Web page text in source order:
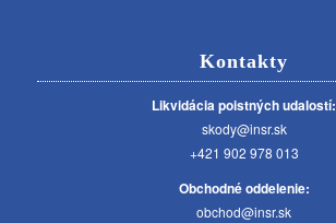
Kontakty
Likvidácia poistných udalostí:
skody@insr.sk
+421 902 978 013
Obchodné oddelenie:
obchod@insr.sk